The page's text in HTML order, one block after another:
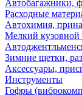
Автобагажники,
Расходные
Автохимия,
Мелкий кузовной
Зимние щетки,
Аксессуары,
Инструменты
Гофры